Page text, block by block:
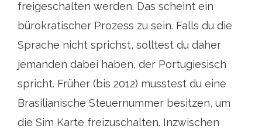
freigeschalten werden. Das scheint ein
bürokratischer Prozess zu sein. Falls du die
Sprache nicht sprichst, solltest du daher
jemanden dabei haben, der Portugiesisch
spricht. Früher (bis 2012) musstest du eine
Brasilianische Steuernummer besitzen, um
die Sim Karte freizuschalten. Inzwischen